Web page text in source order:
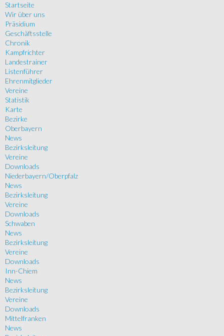
Startseite
Wir über uns
Präsidium
Geschäftsstelle
Chronik
Kampfrichter
Landestrainer
Listenführer
Ehrenmitglieder
Vereine
Statistik
Karte
Bezirke
Oberbayern
News
Bezirksleitung
Vereine
Downloads
Niederbayern/Oberpfalz
News
Bezirksleitung
Vereine
Downloads
Schwaben
News
Bezirksleitung
Vereine
Downloads
Inn-Chiem
News
Bezirksleitung
Vereine
Downloads
Mittelfranken
News